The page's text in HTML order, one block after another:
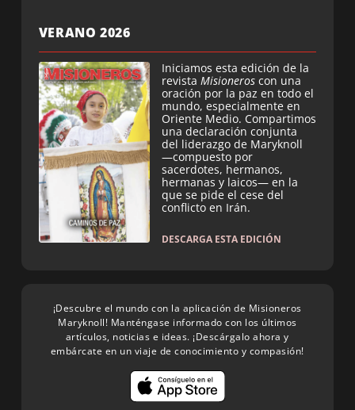
VERANO 2026
Iniciamos esta edición de la
revista Misioneros con una
oración por la paz en todo el
mundo, especialmente en
Oriente Medio. Compartimos
una declaración conjunta
del liderazgo de Maryknoll
—compuesto por
sacerdotes, hermanos,
hermanas y laicos— en la
que se pide el cese del
conflicto en Irán.
DESCARGA ESTA EDICIÓN
¡Descubre el mundo con la aplicación de Misioneros
Maryknoll! Manténgase informado con los últimos
artículos, noticias e ideas. ¡Descárgalo ahora y
embárcate en un viaje de conocimiento y compasión!